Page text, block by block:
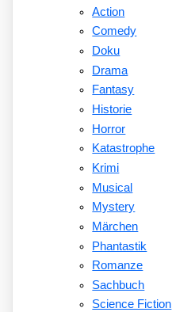
Action
Comedy
Doku
Drama
Fantasy
Historie
Horror
Katastrophe
Krimi
Musical
Mystery
Märchen
Phantastik
Romanze
Sachbuch
Science Fiction